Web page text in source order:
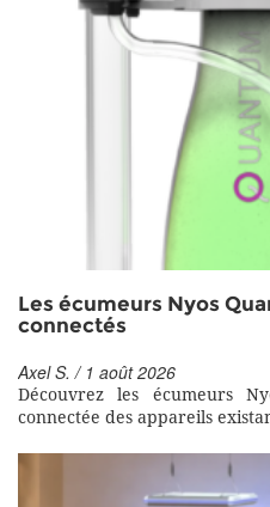
Les écumeurs Nyos
connectés
Axel S. / 1 août 2026
Découvrez les écumeurs
connectée des appareils